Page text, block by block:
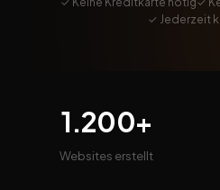
✓ Jederzeit
1.200+
Websites erstellt